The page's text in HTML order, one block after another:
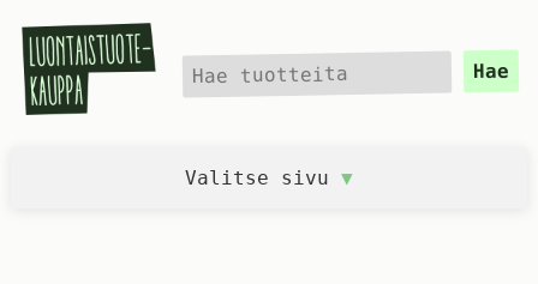
Hae Hae
Valitse sivu